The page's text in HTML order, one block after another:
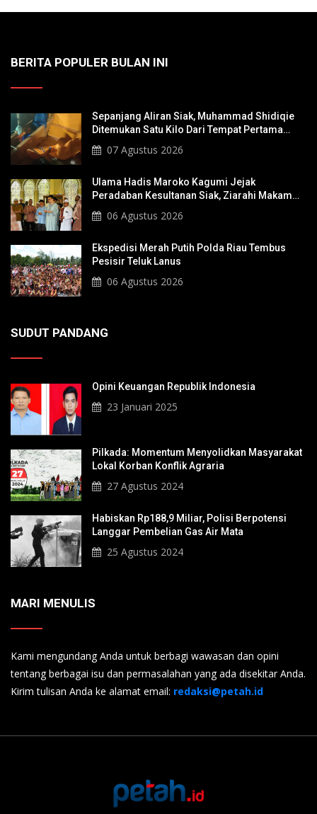
BERITA POPULER BULAN INI
Sepanjang Aliran Siak, Muhammad Shidiqie
Ditemukan Satu Kilo Dari Tempat Pertama
Tenggelam
07 Agustus 2026
Ulama Hadis Maroko Kagumi Jejak
Peradaban Kesultanan Siak, Ziarahi Makam
Sultan Hingga Pendiri Pekanbaru
06 Agustus 2026
Ekspedisi Merah Putih Polda Riau Tembus
Pesisir Teluk Lanus
06 Agustus 2026
SUDUT PANDANG
Opini Keuangan Republik Indonesia
23 Januari 2025
Pilkada: Momentum Menyolidkan Masyarakat
Lokal Korban Konflik Agraria
27 Agustus 2024
Habiskan Rp188,9 Miliar, Polisi Berpotensi
Langgar Pembelian Gas Air Mata
25 Agustus 2024
MARI MENULIS
Kami mengundang Anda untuk berbagi wawasan dan opini
tentang berbagai isu dan permasalahan yang ada disekitar Anda.
Kirim tulisan Anda ke alamat email: redaksi@petah.id